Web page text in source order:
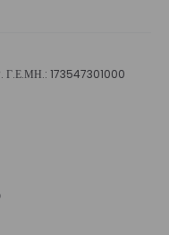
173547301000